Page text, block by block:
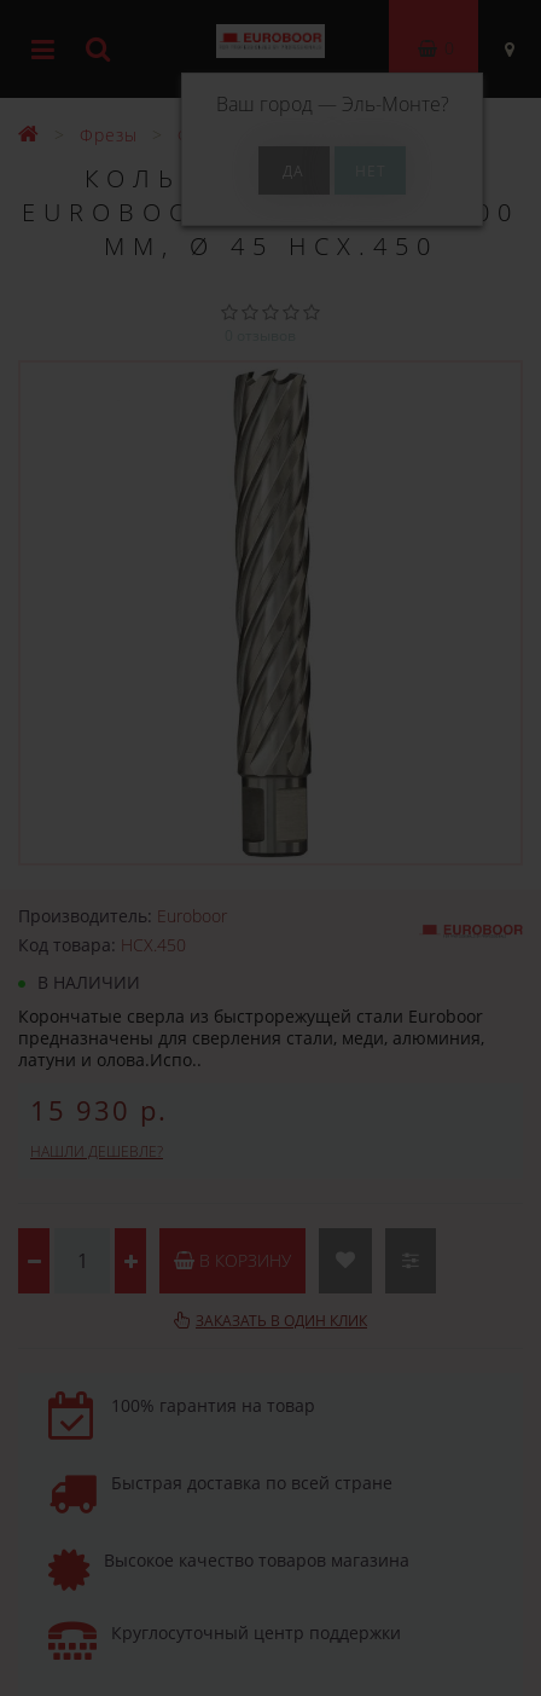
Ваш город — Эль-Монте?
0
Фрезы Фрезы HSS 100 мм
КОЛЬЦЕВОЕ СВЕРЛО
EUROBOOR HSS ДЛИНА 100
ММ, Ø 45 HCX.450
Производитель: Euroboor
Код товара: HCX.450
В НАЛИЧИИ
Корончатые сверла из быстрорежущей стали Euroboor
предназначены для сверления стали, меди, алюминия,
латуни и олова.Испо..
15 930 р.
НАШЛИ ДЕШЕВЛЕ?
В КОРЗИНУ
ЗАКАЗАТЬ В ОДИН КЛИК
100% гарантия на товар
Быстрая доставка по всей стране
Высокое качество товаров магазина
Круглосуточный центр поддержки